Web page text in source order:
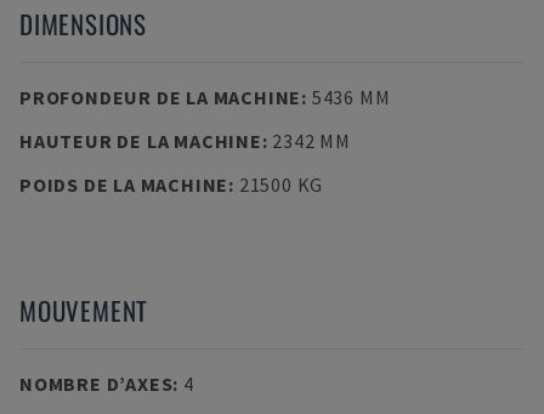
DIMENSIONS
PROFONDEUR DE LA MACHINE: 5436 MM
HAUTEUR DE LA MACHINE: 2342 MM
POIDS DE LA MACHINE: 21500 KG
MOUVEMENT
NOMBRE D’AXES: 4